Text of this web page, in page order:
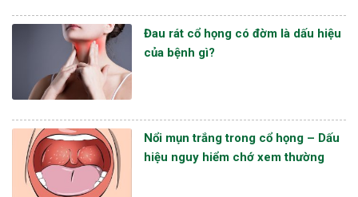
Đau rát cổ họng có đờm là dấu hiệu
của bệnh gì?
Nổi mụn trắng trong cổ họng – Dấu
hiệu nguy hiểm chớ xem thường